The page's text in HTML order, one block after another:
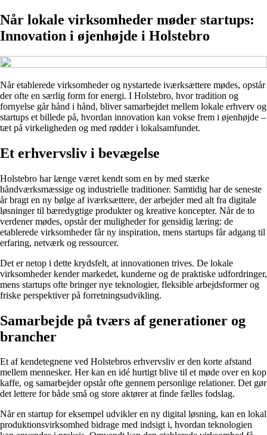
Når lokale virksomheder møder startups:
Innovation i øjenhøjde i Holstebro
Når etablerede virksomheder og nystartede iværksættere mødes, opstår
der ofte en særlig form for energi. I Holstebro, hvor tradition og
fornyelse går hånd i hånd, bliver samarbejdet mellem lokale erhverv og
startups et billede på, hvordan innovation kan vokse frem i øjenhøjde –
tæt på virkeligheden og med rødder i lokalsamfundet.
Et erhvervsliv i bevægelse
Holstebro har længe været kendt som en by med stærke
håndværksmæssige og industrielle traditioner. Samtidig har de seneste
år bragt en ny bølge af iværksættere, der arbejder med alt fra digitale
løsninger til bæredygtige produkter og kreative koncepter. Når de to
verdener mødes, opstår der muligheder for gensidig læring: de
etablerede virksomheder får ny inspiration, mens startups får adgang til
erfaring, netværk og ressourcer.
Det er netop i dette krydsfelt, at innovationen trives. De lokale
virksomheder kender markedet, kunderne og de praktiske udfordringer,
mens startups ofte bringer nye teknologier, fleksible arbejdsformer og
friske perspektiver på forretningsudvikling.
Samarbejde på tværs af generationer og
brancher
Et af kendetegnene ved Holstebros erhvervsliv er den korte afstand
mellem mennesker. Her kan en idé hurtigt blive til et møde over en kop
kaffe, og samarbejder opstår ofte gennem personlige relationer. Det gør
det lettere for både små og store aktører at finde fælles fodslag.
Når en startup for eksempel udvikler en ny digital løsning, kan en lokal
produktionsvirksomhed bidrage med indsigt i, hvordan teknologien